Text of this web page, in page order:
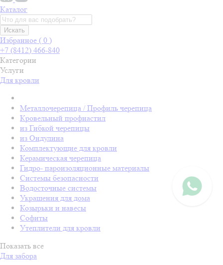
Каталог
Искать
Избранное ( 0 )
+7 (8412) 466-840
Категории
Услуги
Для кровли
Металлочерепица / Профиль черепица
Кровельный профнастил
из Гибкой черепицы
из Ондулина
Комплектующие для кровли
Керамическая черепица
Гидро- пароизоляционные материалы
Системы безопасности
Водосточные системы
Украшения для дома
Козырьки и навесы
Софиты
Утеплители для кровли
Показать все
Для забора